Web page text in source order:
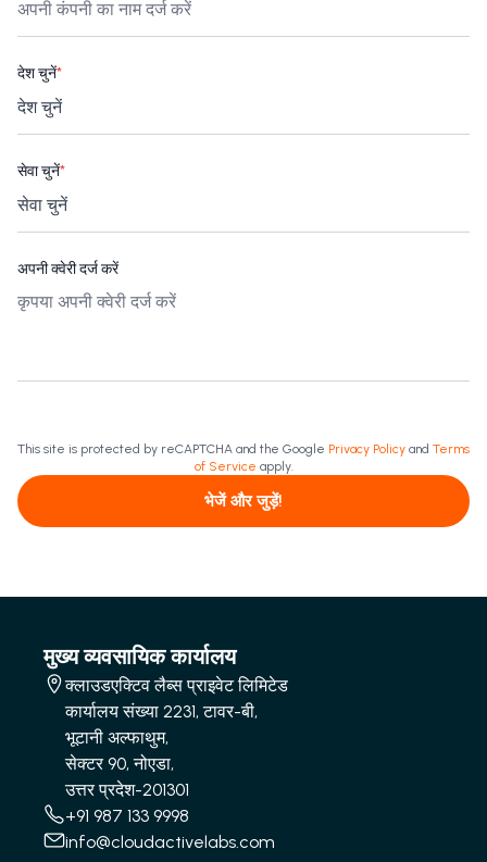
देश चुनें*
सेवा चुनें*
अपनी क्वेरी दर्ज करें
This site is protected by reCAPTCHA and the Google Privacy Policy and Terms
of Service apply.
भेजें और जुड़ें!
मुख्य व्यवसायिक कार्यालय
क्लाउडएक्टिव लैब्स प्राइवेट लिमिटेड
कार्यालय संख्या 2231, टावर-बी,
भूटानी अल्फाथुम,
सेक्टर 90, नोएडा,
उत्तर प्रदेश-201301
+91 987 133 9998
info@cloudactivelabs.com